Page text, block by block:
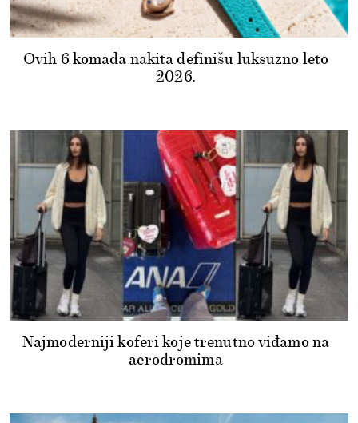
Ovih 6 komada nakita definišu luksuzno leto
2026.
Najmoderniji koferi koje trenutno viđamo na
aerodromima